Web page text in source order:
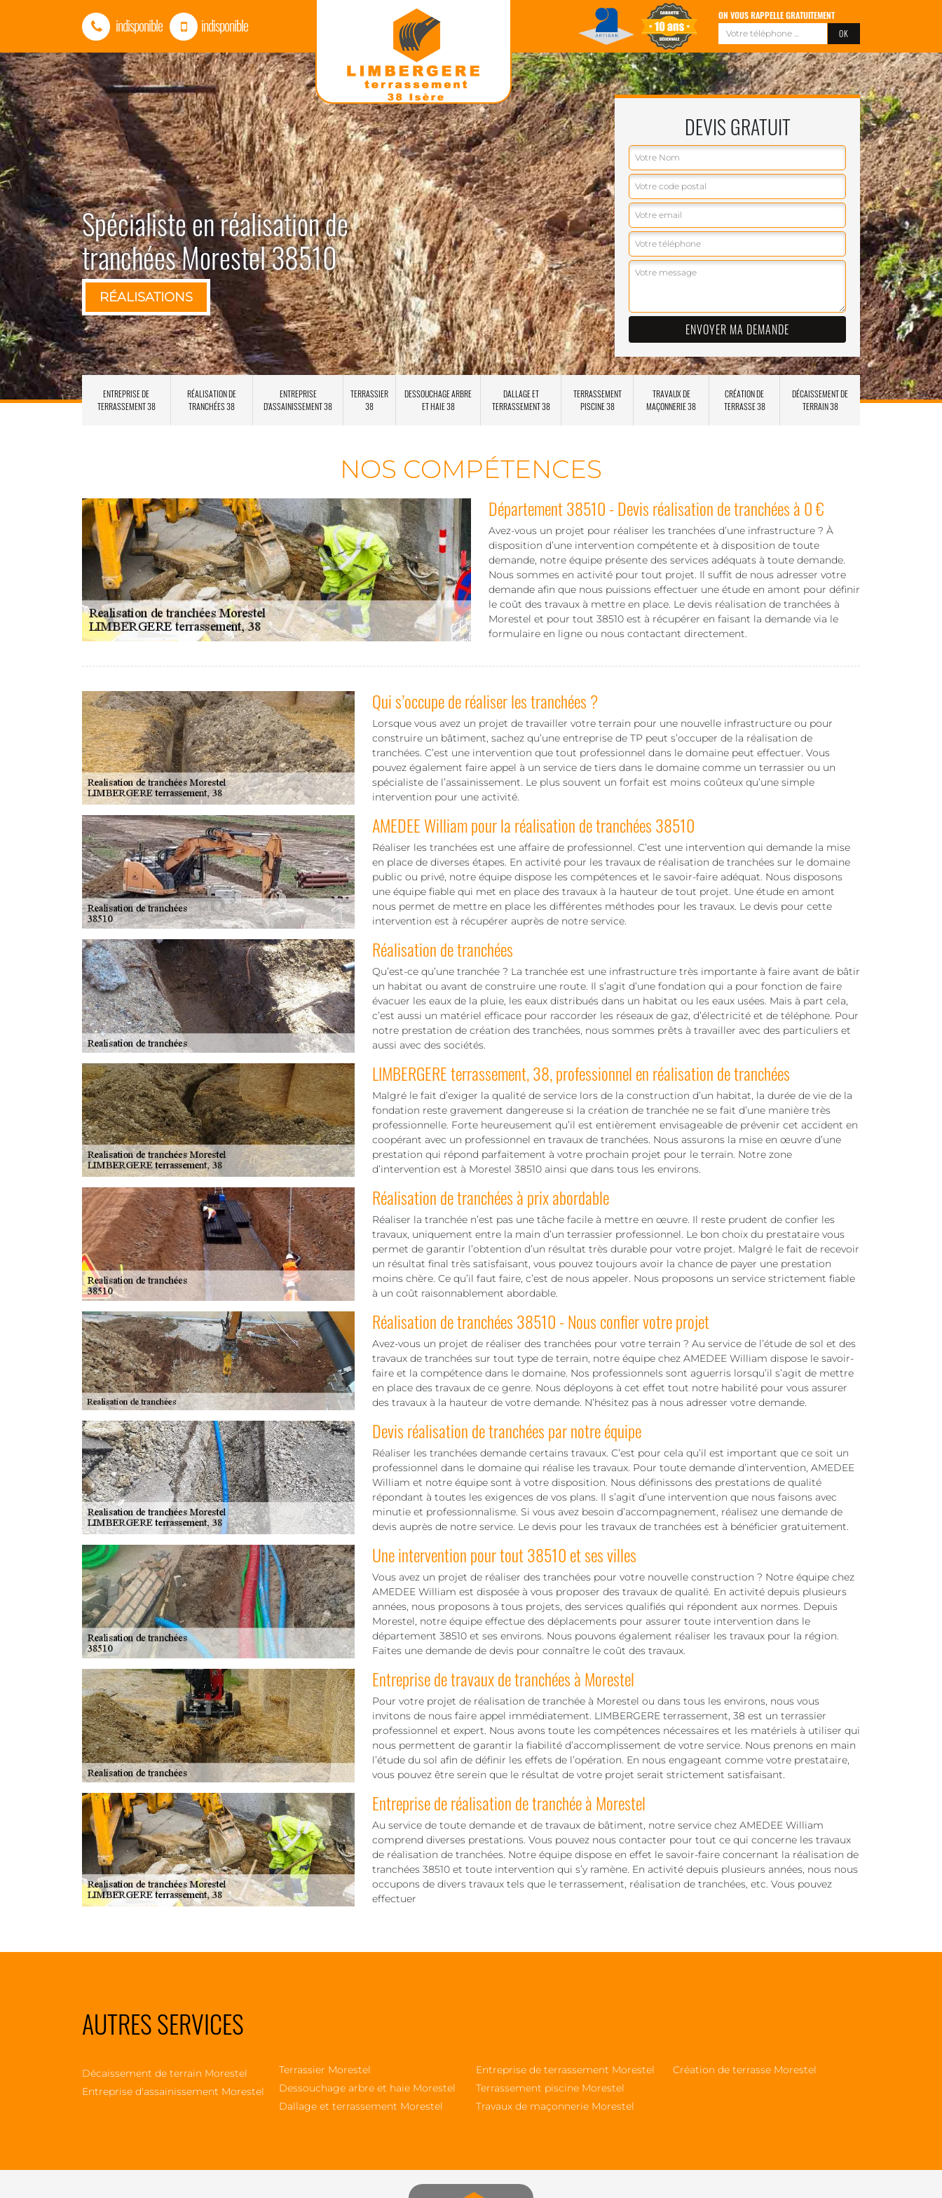
indisponible indisponible ON VOUS RAPPELLE GRATUITEMENT
Spécialiste en réalisation de
tranchées Morestel 38510
RÉALISATIONS
DEVIS GRATUIT
ENTREPRISE DE
TERRASSEMENT 38
RÉALISATION DE
TRANCHÉES 38
ENTREPRISE
D'ASSAINISSEMENT 38
TERRASSIER
38
DESSOUCHAGE ARBRE
ET HAIE 38
DALLAGE ET
TERRASSEMENT 38
TERRASSEMENT
PISCINE 38
TRAVAUX DE
MAÇONNERIE 38
CRÉATION DE
TERRASSE 38
DÉCAISSEMENT DE
TERRAIN 38
NOS COMPÉTENCES
Département 38510 - Devis réalisation de tranchées à 0 €
Avez-vous un projet pour réaliser les tranchées d’une infrastructure ? À
disposition d’une intervention compétente et à disposition de toute
demande, notre équipe présente des services adéquats à toute demande.
Nous sommes en activité pour tout projet. Il suffit de nous adresser votre
demande afin que nous puissions effectuer une étude en amont pour définir
le coût des travaux à mettre en place. Le devis réalisation de tranchées à
Morestel et pour tout 38510 est à récupérer en faisant la demande via le
formulaire en ligne ou nous contactant directement.
Qui s’occupe de réaliser les tranchées ?
Lorsque vous avez un projet de travailler votre terrain pour une nouvelle infrastructure ou pour
construire un bâtiment, sachez qu’une entreprise de TP peut s’occuper de la réalisation de
tranchées. C’est une intervention que tout professionnel dans le domaine peut effectuer. Vous
pouvez également faire appel à un service de tiers dans le domaine comme un terrassier ou un
spécialiste de l’assainissement. Le plus souvent un forfait est moins coûteux qu’une simple
intervention pour une activité.
AMEDEE William pour la réalisation de tranchées 38510
Réaliser les tranchées est une affaire de professionnel. C’est une intervention qui demande la mise
en place de diverses étapes. En activité pour les travaux de réalisation de tranchées sur le domaine
public ou privé, notre équipe dispose les compétences et le savoir-faire adéquat. Nous disposons
une équipe fiable qui met en place des travaux à la hauteur de tout projet. Une étude en amont
nous permet de mettre en place les différentes méthodes pour les travaux. Le devis pour cette
intervention est à récupérer auprès de notre service.
Réalisation de tranchées
Qu’est-ce qu’une tranchée ? La tranchée est une infrastructure très importante à faire avant de bâtir
un habitat ou avant de construire une route. Il s’agit d’une fondation qui a pour fonction de faire
évacuer les eaux de la pluie, les eaux distribués dans un habitat ou les eaux usées. Mais à part cela,
c’est aussi un matériel efficace pour raccorder les réseaux de gaz, d’électricité et de téléphone. Pour
notre prestation de création des tranchées, nous sommes prêts à travailler avec des particuliers et
aussi avec des sociétés.
LIMBERGERE terrassement, 38, professionnel en réalisation de tranchées
Malgré le fait d’exiger la qualité de service lors de la construction d’un habitat, la durée de vie de la
fondation reste gravement dangereuse si la création de tranchée ne se fait d’une manière très
professionnelle. Forte heureusement qu’il est entièrement envisageable de prévenir cet accident en
coopérant avec un professionnel en travaux de tranchées. Nous assurons la mise en œuvre d’une
prestation qui répond parfaitement à votre prochain projet pour le terrain. Notre zone
d’intervention est à Morestel 38510 ainsi que dans tous les environs.
Réalisation de tranchées à prix abordable
Réaliser la tranchée n’est pas une tâche facile à mettre en œuvre. Il reste prudent de confier les
travaux, uniquement entre la main d’un terrassier professionnel. Le bon choix du prestataire vous
permet de garantir l’obtention d’un résultat très durable pour votre projet. Malgré le fait de recevoir
un résultat final très satisfaisant, vous pouvez toujours avoir la chance de payer une prestation
moins chère. Ce qu’il faut faire, c’est de nous appeler. Nous proposons un service strictement fiable
à un coût raisonnablement abordable.
Réalisation de tranchées 38510 - Nous confier votre projet
Avez-vous un projet de réaliser des tranchées pour votre terrain ? Au service de l’étude de sol et des
travaux de tranchées sur tout type de terrain, notre équipe chez AMEDEE William dispose le savoir-
faire et la compétence dans le domaine. Nos professionnels sont aguerris lorsqu’il s’agit de mettre
en place des travaux de ce genre. Nous déployons à cet effet tout notre habilité pour vous assurer
des travaux à la hauteur de votre demande. N’hésitez pas à nous adresser votre demande.
Devis réalisation de tranchées par notre équipe
Réaliser les tranchées demande certains travaux. C’est pour cela qu’il est important que ce soit un
professionnel dans le domaine qui réalise les travaux. Pour toute demande d’intervention, AMEDEE
William et notre équipe sont à votre disposition. Nous définissons des prestations de qualité
répondant à toutes les exigences de vos plans. Il s’agit d’une intervention que nous faisons avec
minutie et professionnalisme. Si vous avez besoin d’accompagnement, réalisez une demande de
devis auprès de notre service. Le devis pour les travaux de tranchées est à bénéficier gratuitement.
Une intervention pour tout 38510 et ses villes
Vous avez un projet de réaliser des tranchées pour votre nouvelle construction ? Notre équipe chez
AMEDEE William est disposée à vous proposer des travaux de qualité. En activité depuis plusieurs
années, nous proposons à tous projets, des services qualifiés qui répondent aux normes. Depuis
Morestel, notre équipe effectue des déplacements pour assurer toute intervention dans le
département 38510 et ses environs. Nous pouvons également réaliser les travaux pour la région.
Faites une demande de devis pour connaître le coût des travaux.
Entreprise de travaux de tranchées à Morestel
Pour votre projet de réalisation de tranchée à Morestel ou dans tous les environs, nous vous
invitons de nous faire appel immédiatement. LIMBERGERE terrassement, 38 est un terrassier
professionnel et expert. Nous avons toute les compétences nécessaires et les matériels à utiliser qui
nous permettent de garantir la fiabilité d’accomplissement de votre service. Nous prenons en main
l’étude du sol afin de définir les effets de l’opération. En nous engageant comme votre prestataire,
vous pouvez être serein que le résultat de votre projet serait strictement satisfaisant.
Entreprise de réalisation de tranchée à Morestel
Au service de toute demande et de travaux de bâtiment, notre service chez AMEDEE William
comprend diverses prestations. Vous pouvez nous contacter pour tout ce qui concerne les travaux
de réalisation de tranchées. Notre équipe dispose en effet le savoir-faire concernant la réalisation de
tranchées 38510 et toute intervention qui s’y ramène. En activité depuis plusieurs années, nous nous
occupons de divers travaux tels que le terrassement, réalisation de tranchées, etc. Vous pouvez
effectuer
AUTRES SERVICES
Décaissement de terrain Morestel
Entreprise d'assainissement Morestel
Terrassier Morestel
Dessouchage arbre et haie Morestel
Dallage et terrassement Morestel
Entreprise de terrassement Morestel
Terrassement piscine Morestel
Travaux de maçonnerie Morestel
Création de terrasse Morestel